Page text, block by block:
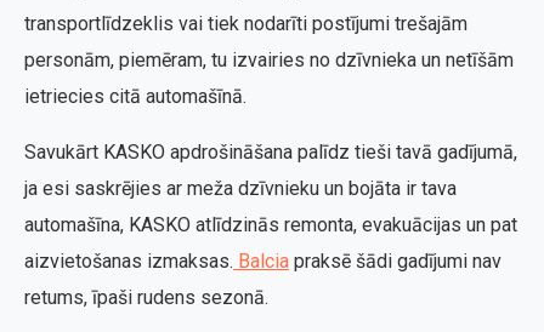
transportlīdzeklis vai tiek nodarīti postījumi trešajām
personām, piemēram, tu izvairies no dzīvnieka un netīšām
ietriecies citā automašīnā.
Savukārt KASKO apdrošināšana palīdz tieši tavā gadījumā,
ja esi saskrējies ar meža dzīvnieku un bojāta ir tava
automašīna, KASKO atlīdzinās remonta, evakuācijas un pat
aizvietošanas izmaksas. Balcia praksē šādi gadījumi nav
retums, īpaši rudens sezonā.